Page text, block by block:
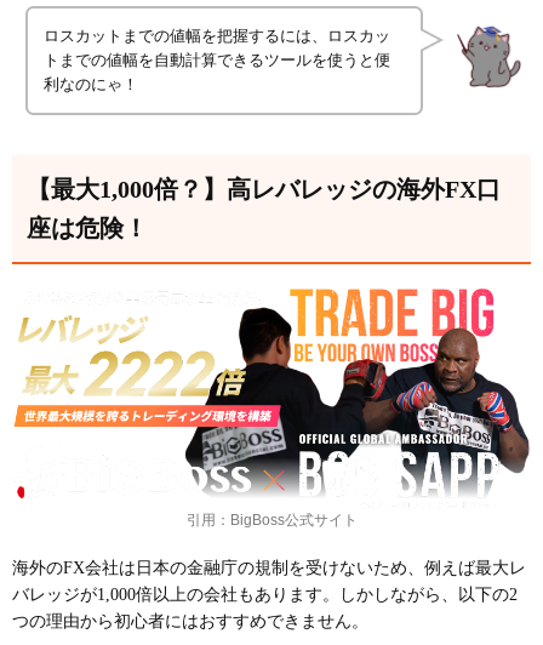
ロスカットまでの値幅を把握するには、ロスカッ
トまでの値幅を自動計算できるツールを使うと便
利なのにゃ！
【最大1,000倍？】高レバレッジの海外FX口
座は危険！
引用：BigBoss公式サイト
海外のFX会社は日本の金融庁の規制を受けないため、例えば最大レ
バレッジが1,000倍以上の会社もあります。しかしながら、以下の2
つの理由から初心者にはおすすめできません。